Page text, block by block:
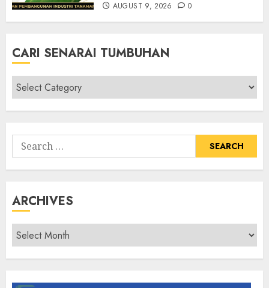
AUGUST 9, 2026 0
CARI SENARAI TUMBUHAN
Cari
Senarai
Tumbuhan
Search
for:
ARCHIVES
Archives